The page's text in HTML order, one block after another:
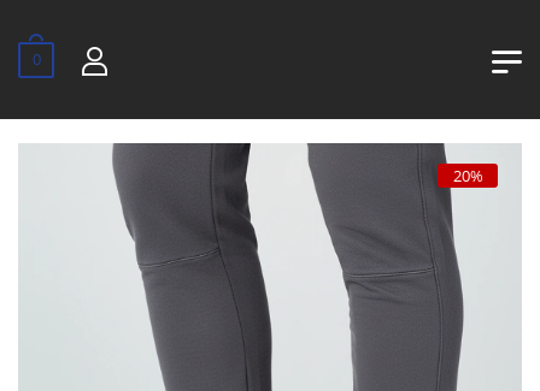
0
20%